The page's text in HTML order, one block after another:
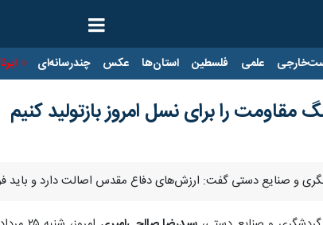
علمی فلسطین استان‌ها عکس چندرسانه‌ای ایرنا TV
مقاومت را برای نسل امروز بازتولید کنیم